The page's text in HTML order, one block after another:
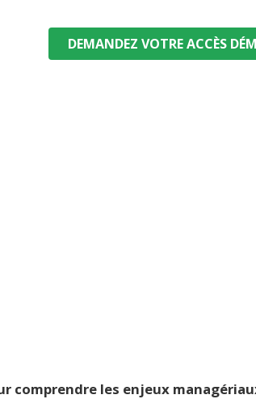
DEMANDEZ VOTRE ACCÈS
comprendre les enjeux